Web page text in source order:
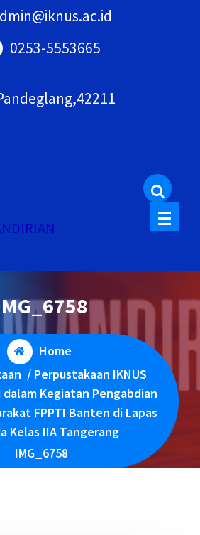
0253-5553665
Home
/ Perpustakaan IKNUS
Kegiatan Pengabdian
FPPTI Banten di Lapas
Kelas IIA Tangerang
IMG_6758